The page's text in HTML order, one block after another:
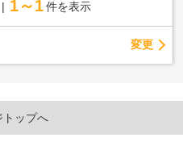
1～1 件を表示
変更
トップへ